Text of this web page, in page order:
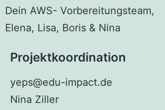
Dein AWS- Vorbereitungsteam,
Elena, Lisa, Boris & Nina
Projektkoordination
yeps@edu-impact.de
Nina Ziller